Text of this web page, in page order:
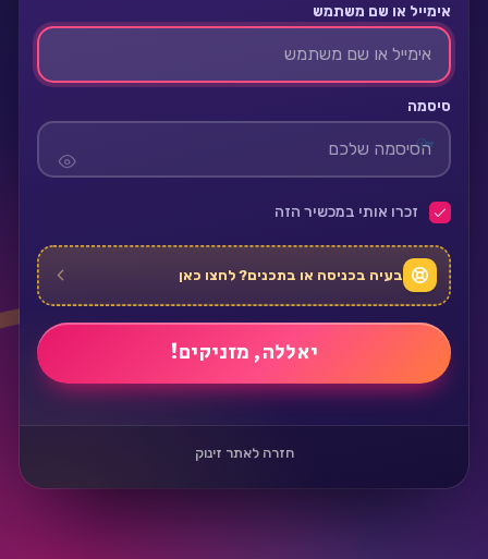
אימייל או שם משתמש
סיסמה
זכרו אותי במכשיר הזה
בעיה בכניסה או בתכנים? לחצו כאן
חזרה לאתר זינוק